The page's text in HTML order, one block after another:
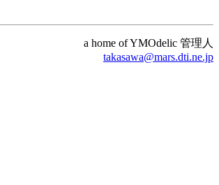
a home of YMOdelic 管理人
takasawa@mars.dti.ne.jp